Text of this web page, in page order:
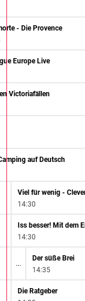
- Die Provence
Europe Live
Victoriafällen
auf Deutsch
14:30
14:30
Der süße Brei
14:35
Die Ratgeber